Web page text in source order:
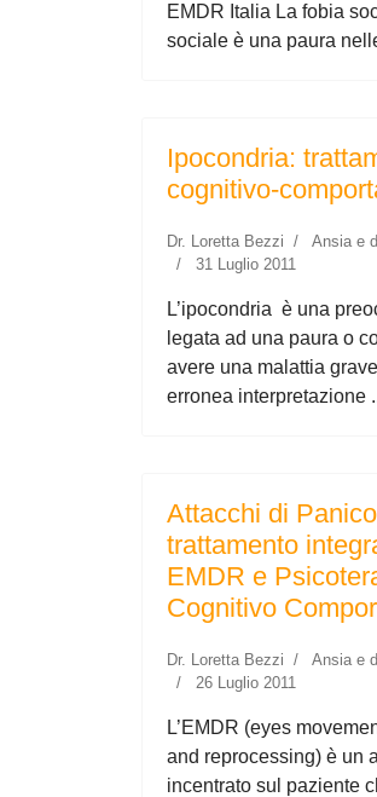
EMDR Italia La fobia
sociale è una paura
Ipocondria:
cognitivo-
Dr. Loretta Bezzi
Ansia e
31 Luglio 2011
L’ipocondria è una
legata ad una paura o
avere una malattia
erronea interpretazione
Attacchi di
trattamento
EMDR e
Cognitivo
Dr. Loretta Bezzi
Ansia e
26 Luglio 2011
L’EMDR (eyes
and reprocessing) è un
incentrato sul paziente